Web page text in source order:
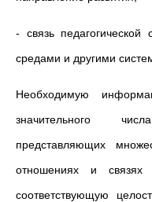
- связь
средами и другими
Необходимую
значительного
представляющих
отношениях и
соответствующую